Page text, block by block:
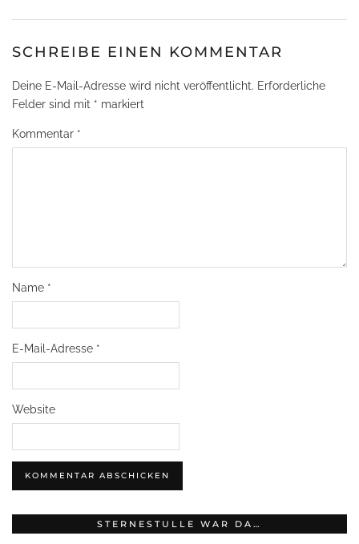
SCHREIBE EINEN KOMMENTAR
Deine E-Mail-Adresse wird nicht veröffentlicht. Erforderliche
Felder sind mit * markiert
Kommentar *
Name *
E-Mail-Adresse *
Website
STERNESTULLE WAR DA…